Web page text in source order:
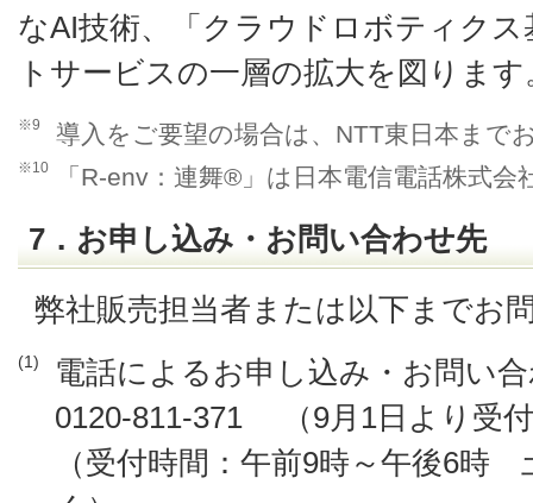
なAI技術、「クラウドロボティク
トサービスの一層の拡大を図ります
※9 導入をご要望の場合は、NTT東日本まで
※10 「R-env：連舞®」は日本電信電話株式会
7．お申し込み・お問い合わせ先
弊社販売担当者または以下までお
(1)
電話によるお申し込み・お問い
0120-811-371 （9月1日より受
（受付時間：午前9時～午後6時